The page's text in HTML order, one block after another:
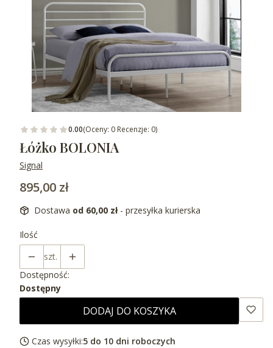
0.00(Oceny: 0 Recenzje: 0)
Łóżko BOLONIA
Signal
Cena
895,00 zł
Dostawa od 60,00 zł - przesyłka kurierska
Ilość
szt.
Dostępność:
Dostępny
DODAJ DO KOSZYKA
Czas wysyłki:5 do 10 dni roboczych